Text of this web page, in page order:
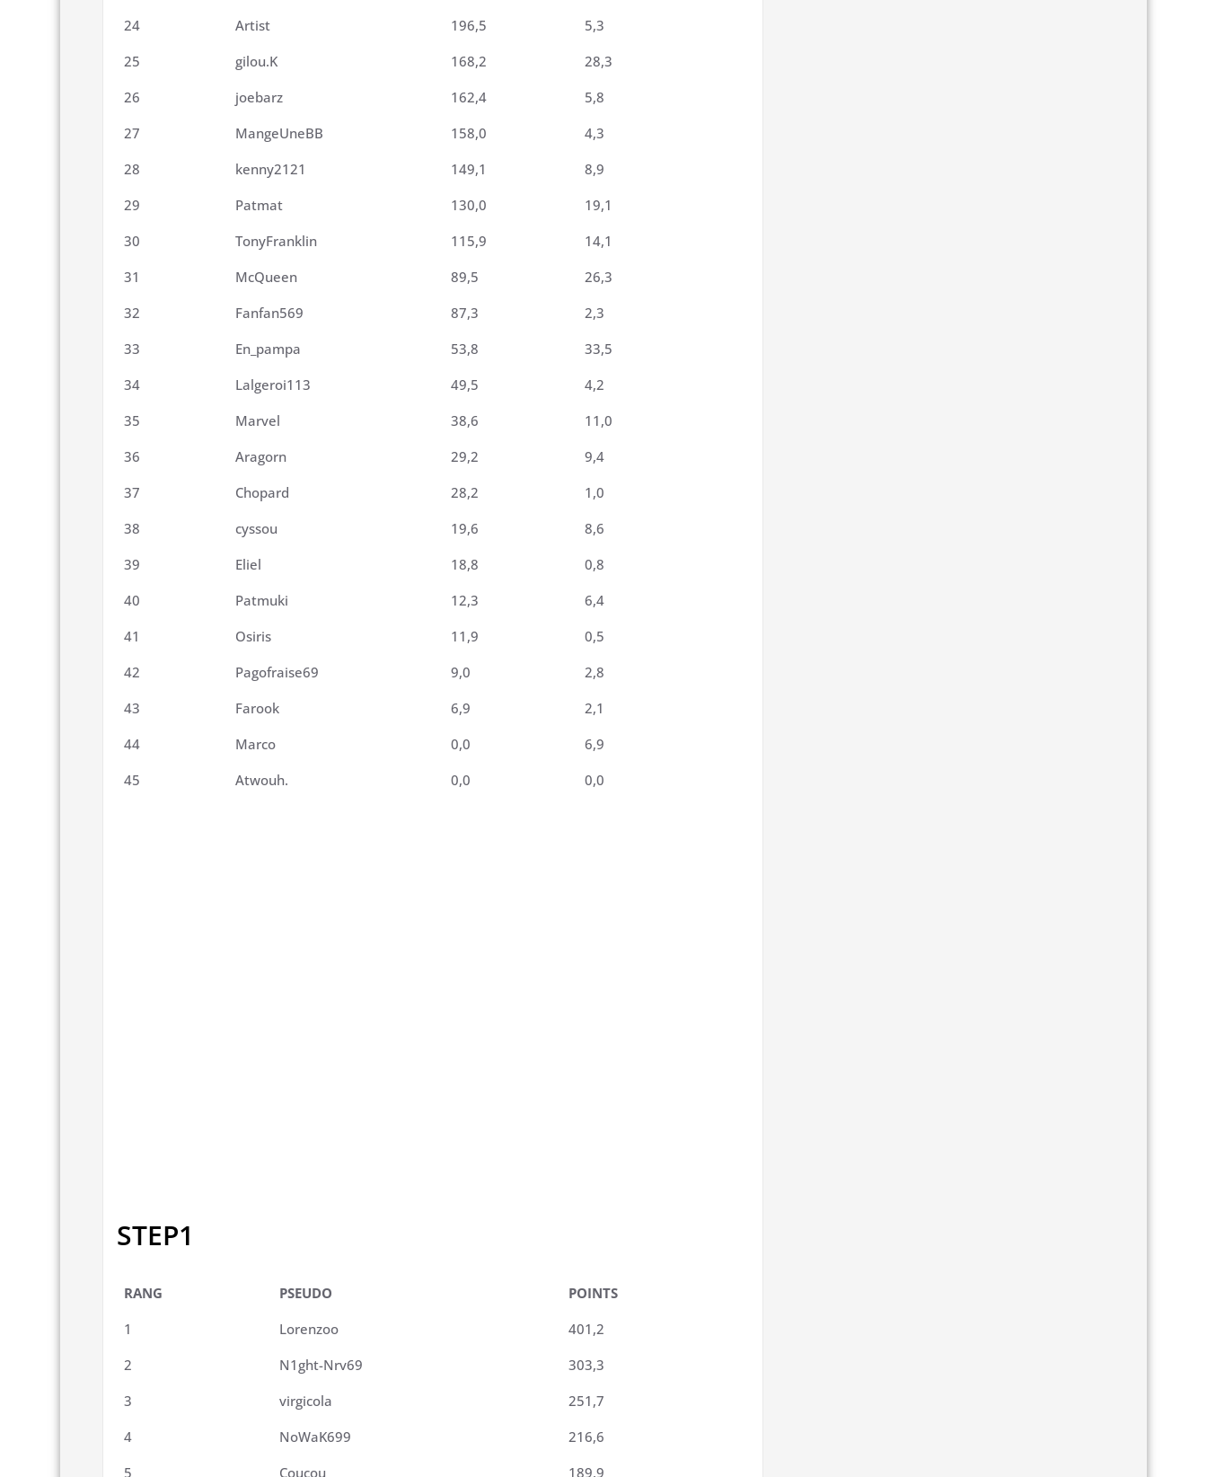
24
Artist 196,5
5,3
25
gilou.K 168,2
28,3
26
joebarz 162,4
5,8
27
MangeUneBB 158,0
4,3
28
kenny2121 149,1
8,9
29
Patmat 130,0
19,1
30
TonyFranklin 115,9
14,1
31
McQueen 89,5
26,3
32
Fanfan569 87,3
2,3
33
En_pampa 53,8
33,5
34
Lalgeroi113 49,5
4,2
35
Marvel 38,6
11,0
36
Aragorn 29,2
9,4
37
Chopard 28,2
1,0
38
cyssou 19,6
8,6
39
Eliel 18,8
0,8
40
Patmuki 12,3
6,4
41
Osiris 11,9
0,5
42
Pagofraise69 9,0
2,8
43
Farook 6,9
2,1
44
Marco 0,0
6,9
45
Atwouh. 0,0 0,0
STEP1
RANG PSEUDO
POINTS
1
Lorenzoo
401,2
2
N1ght-Nrv69
303,3
3
virgicola
251,7
4
NoWaK699
216,6
5
Coucou 189,9